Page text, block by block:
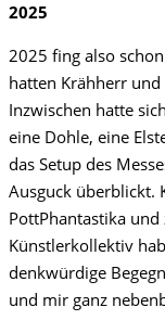
2025
2025 fing also
hatten Krähherr
Inzwischen hatte
eine Dohle, eine
das Setup des
Ausguck überblickt.
PottPhantastika
Künstlerkollektiv
denkwürdige
und mir ganz